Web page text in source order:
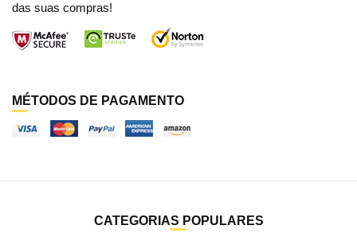
das suas compras!
MÉTODOS DE PAGAMENTO
CATEGORIAS POPULARES